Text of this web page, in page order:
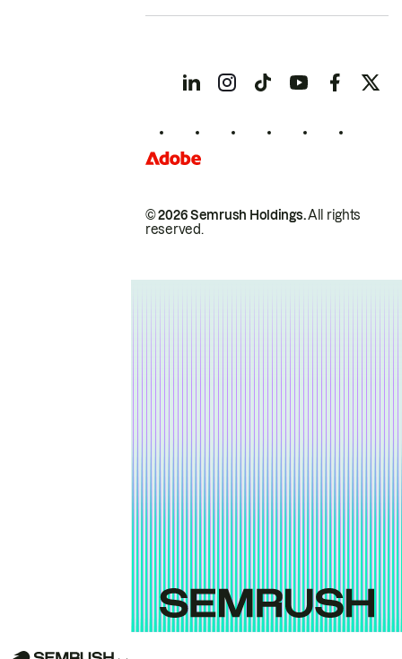
© 2026 Semrush Holdings.All rights
reserved.